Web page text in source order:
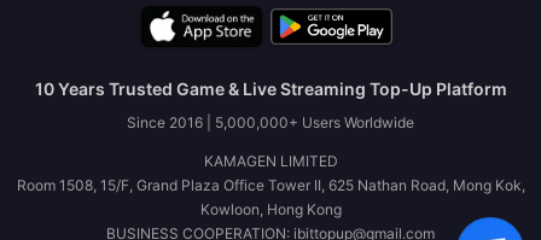
10 Years Trusted Game & Live Streaming Top-Up Platform
Since 2016 | 5,000,000+ Users Worldwide
KAMAGEN LIMITED
Room 1508, 15/F, Grand Plaza Office Tower II, 625 Nathan Road, Mong Kok,
Kowloon, Hong Kong
BUSINESS COOPERATION: ibittopup@gmail.com